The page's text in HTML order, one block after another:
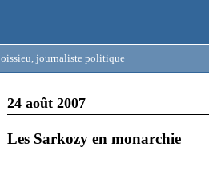
journaliste politique
24 août 2007
Les Sarkozy en monarchie